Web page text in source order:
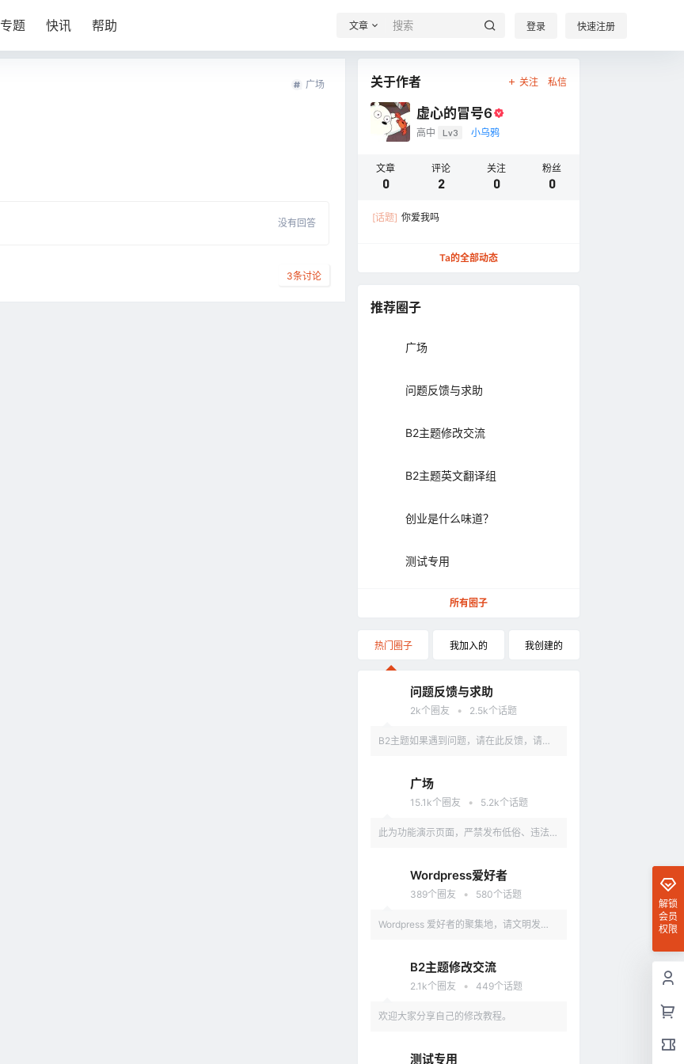
专题 快讯 帮助 文章 登录 快速注册
广场
没有回答
3条讨论
关于作者 关注 私信
虚心的冒号6
高中 Lv3 小乌鸦
文章
0
评论
2
关注
0
粉丝
0
[话题] 你爱我吗
Ta的全部动态
推荐圈子
广场
问题反馈与求助
B2主题修改交流
B2主题英文翻译组
创业是什么味道？
测试专用
所有圈子
热门圈子 我加入的 我创建的
问题反馈与求助
2k个圈友 • 2.5k个话题
B2主题如果遇到问题，请在此反馈，请具
广场
15.1k个圈友 • 5.2k个话题
此为功能演示页面，严禁发布低俗、违法、
Wordpress爱好者
389个圈友 • 580个话题
Wordpress 爱好者的聚集地，请文明发
B2主题修改交流
2.1k个圈友 • 449个话题
欢迎大家分享自己的修改教程。
测试专用
解锁
会员
权限